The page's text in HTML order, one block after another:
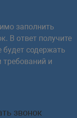
заполнить
В ответ получите
содержать
и
звонок